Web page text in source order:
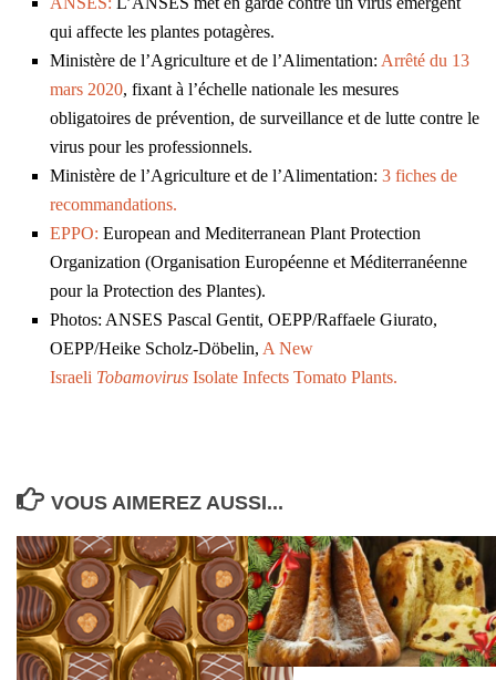
qui affecte les plantes potagères.
Ministère de l’Agriculture et de l’Alimentation: Arrêté du 13
mars 2020, fixant à l’échelle nationale les mesures
obligatoires de prévention, de surveillance et de lutte contre le
virus pour les professionnels.
Ministère de l’Agriculture et de l’Alimentation: 3 fiches de
recommandations.
EPPO: European and Mediterranean Plant Protection
Organization (Organisation Européenne et Méditerranéenne
pour la Protection des Plantes).
Photos: ANSES Pascal Gentit, OEPP/Raffaele Giurato,
OEPP/Heike Scholz-Döbelin, A New
Israeli Tobamovirus Isolate Infects Tomato Plants.
VOUS AIMEREZ AUSSI...